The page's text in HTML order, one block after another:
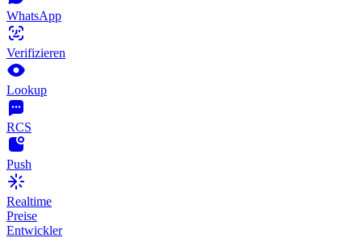
WhatsApp
Verifizieren
Lookup
RCS
Push
Realtime
Preise
Entwickler